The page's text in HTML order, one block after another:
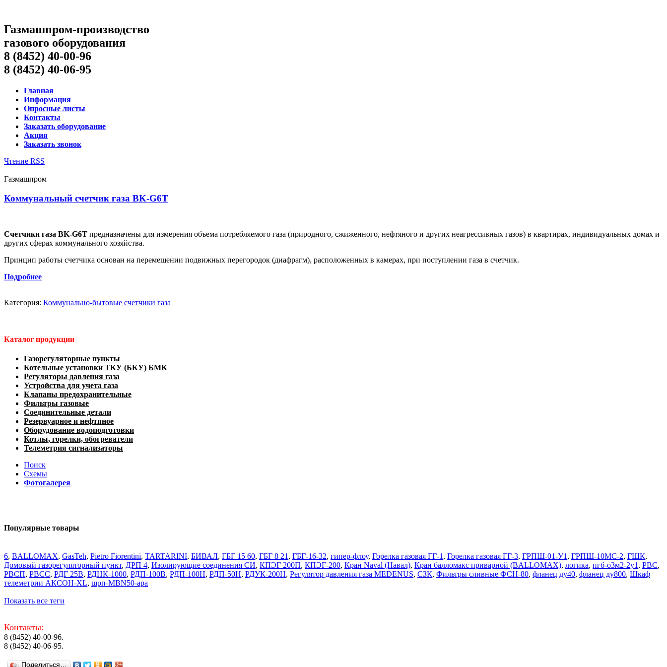
Газмашпром-производство
газового оборудования
8 (8452) 40-00-96
8 (8452) 40-06-95
Главная
Информация
Опросные листы
Контакты
Заказать оборудование
Акция
Заказать звонок
Чтение RSS
Газмашпром
Коммунальный счетчик газа BK-G6T
Счетчики газа BK-G6T предназначены для измерения объема потребляемого газа (природного, сжиженного, нефтяного и других неагрессивных газов) в квартирах, индивидуальных домах и
других сферах коммунального хозяйства.
Принцип работы счетчика основан на перемещении подвижных перегородок (диафрагм), расположенных в камерах, при поступлении газа в счетчик.
Подробнее
Категория: Коммунально-бытовые счетчики газа
Каталог продукции
Газорегуляторные пункты
Котельные установки ТКУ (БКУ) БМК
Регуляторы давления газа
Устройства для учета газа
Клапаны предохранительные
Фильтры газовые
Соединительные детали
Резервуарное и нефтяное
Оборудование водоподготовки
Котлы, горелки, обогреватели
Телеметрия сигнализаторы
Поиск
Схемы
Фотогалерея
Популярные товары
6, BALLOMAX, GasTeh, Pietro Fiorentini, TARTARINI, БИВАЛ, ГБГ 15 60, ГБГ 8 21 , ГБГ-16-32, гипер-флоу, Горелка газовая ГГ-1 , Горелка газовая ГГ-3, ГРПШ-01-У1 , ГРПШ-10МС-2, ГШК,
Домовый газорегуляторный пункт, ДРП 4, Изолирующие соединения СИ, КПЭГ 200П, КПЭГ-200, Кран Naval (Навал), Кран балломакс приварной (BALLOMAX), логика, пгб-о3м2-2у1 , РВС,
РВСП, РВСС, РДГ 25В, РДНК-1000, РДП-100В, РДП-100Н, РДП-50Н, РДУК-200Н, Регулятор давления газа MEDENUS, СЗК, Фильтры сливные ФСН-80, фланец ду40, фланец ду800, Шкаф
телеметрии АКСОН-XL, шрп-MBN50-apa
Показать все теги
Контакты:
8 (8452) 40-00-96.
8 (8452) 40-06-95.
Поделиться…